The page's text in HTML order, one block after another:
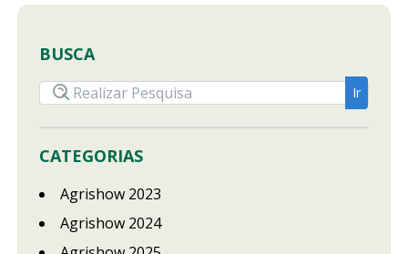
BUSCA
CATEGORIAS
Agrishow 2023
Agrishow 2024